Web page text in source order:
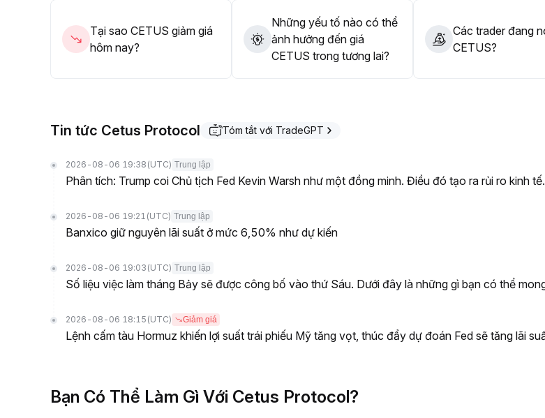
Tại sao CETUS giảm giá
hôm nay?
Những yếu tố nào có thể
ảnh hưởng đến giá
CETUS trong tương lai?
Các trader đang
CETUS?
Tin tức Cetus Protocol Tóm tắt với TradeGPT
2026-08-06 19:38 (UTC) Trung lập
Phân tích: Trump coi Chủ tịch Fed Kevin Warsh như một đồng minh. Điều đó tạo ra rủi ro kinh tế.
2026-08-06 19:21 (UTC) Trung lập
Banxico giữ nguyên lãi suất ở mức 6,50% như dự kiến
2026-08-06 19:03 (UTC) Trung lập
Số liệu việc làm tháng Bảy sẽ được công bố vào thứ Sáu. Dưới đây là những gì bạn có thể
2026-08-06 18:15 (UTC) Giảm giá
Lệnh cấm tàu Hormuz khiến lợi suất trái phiếu Mỹ tăng vọt, thúc đẩy dự đoán Fed sẽ tăng lãi
Bạn Có Thể Làm Gì Với Cetus Protocol?